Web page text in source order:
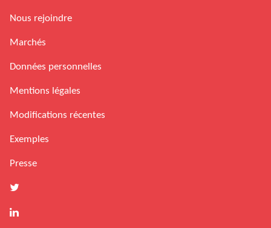
Nous rejoindre
Marchés
Données personnelles
Mentions légales
Modifications récentes
Exemples
Presse